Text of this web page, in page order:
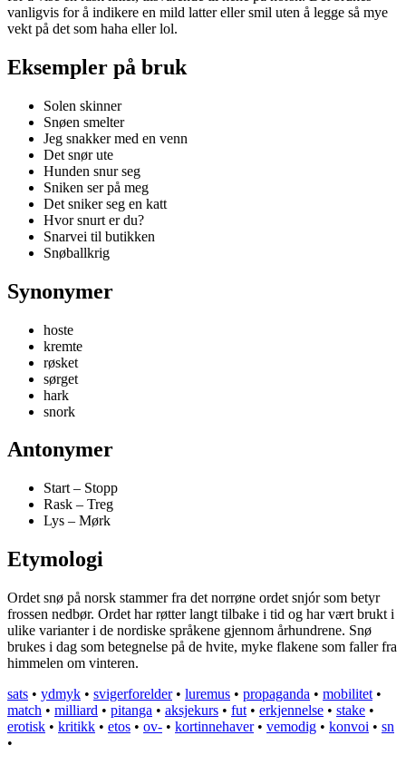
vanligvis for å indikere en mild latter eller smil uten å legge så mye
vekt på det som haha eller lol.
Eksempler på bruk
Solen skinner
Snøen smelter
Jeg snakker med en venn
Det snør ute
Hunden snur seg
Sniken ser på meg
Det sniker seg en katt
Hvor snurt er du?
Snarvei til butikken
Snøballkrig
Synonymer
hoste
kremte
røsket
sørget
hark
snork
Antonymer
Start – Stopp
Rask – Treg
Lys – Mørk
Etymologi
Ordet snø på norsk stammer fra det norrøne ordet snjór som betyr
frossen nedbør. Ordet har røtter langt tilbake i tid og har vært brukt i
ulike varianter i de nordiske språkene gjennom århundrene. Snø
brukes i dag som betegnelse på de hvite, myke flakene som faller fra
himmelen om vinteren.
sats • ydmyk • svigerforelder• luremus • propaganda • mobilitet •
match • milliard • pitanga • aksjekurs • fut • erkjennelse • stake •
erotisk • kritikk • etos • ov- • kortinnehaver• vemodig • konvoi • sn
•